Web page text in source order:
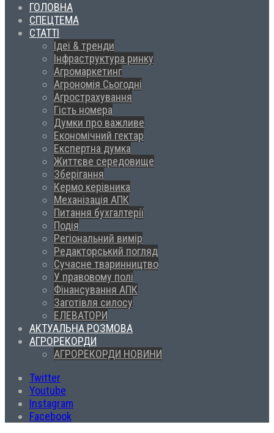
ГОЛОВНА
СПЕЦТЕМА
СТАТТІ
Ідеї & тренди
Інфраструктура ринку
Агромаркетинг
Агрономія Сьогодні
Агрострахування
Гість номера
Думки про важливе
Економічний гектар
Експертна думка
Життєве середовище
Зберігання
Кермо керівника
Механізація АПК
Питання бухгалтерії
Подія
Регіональний вимір
Редакторський погляд
Сучасне тваринництво
У правовому полі
Фінансування АПК
Заготівля силосу
ЕЛЕВАТОРИ
АКТУАЛЬНА РОЗМОВА
АГРОРЕКОРДИ
АГРОРЕКОРДИ НОВИНИ
Twitter
Youtube
Instagram
Facebook